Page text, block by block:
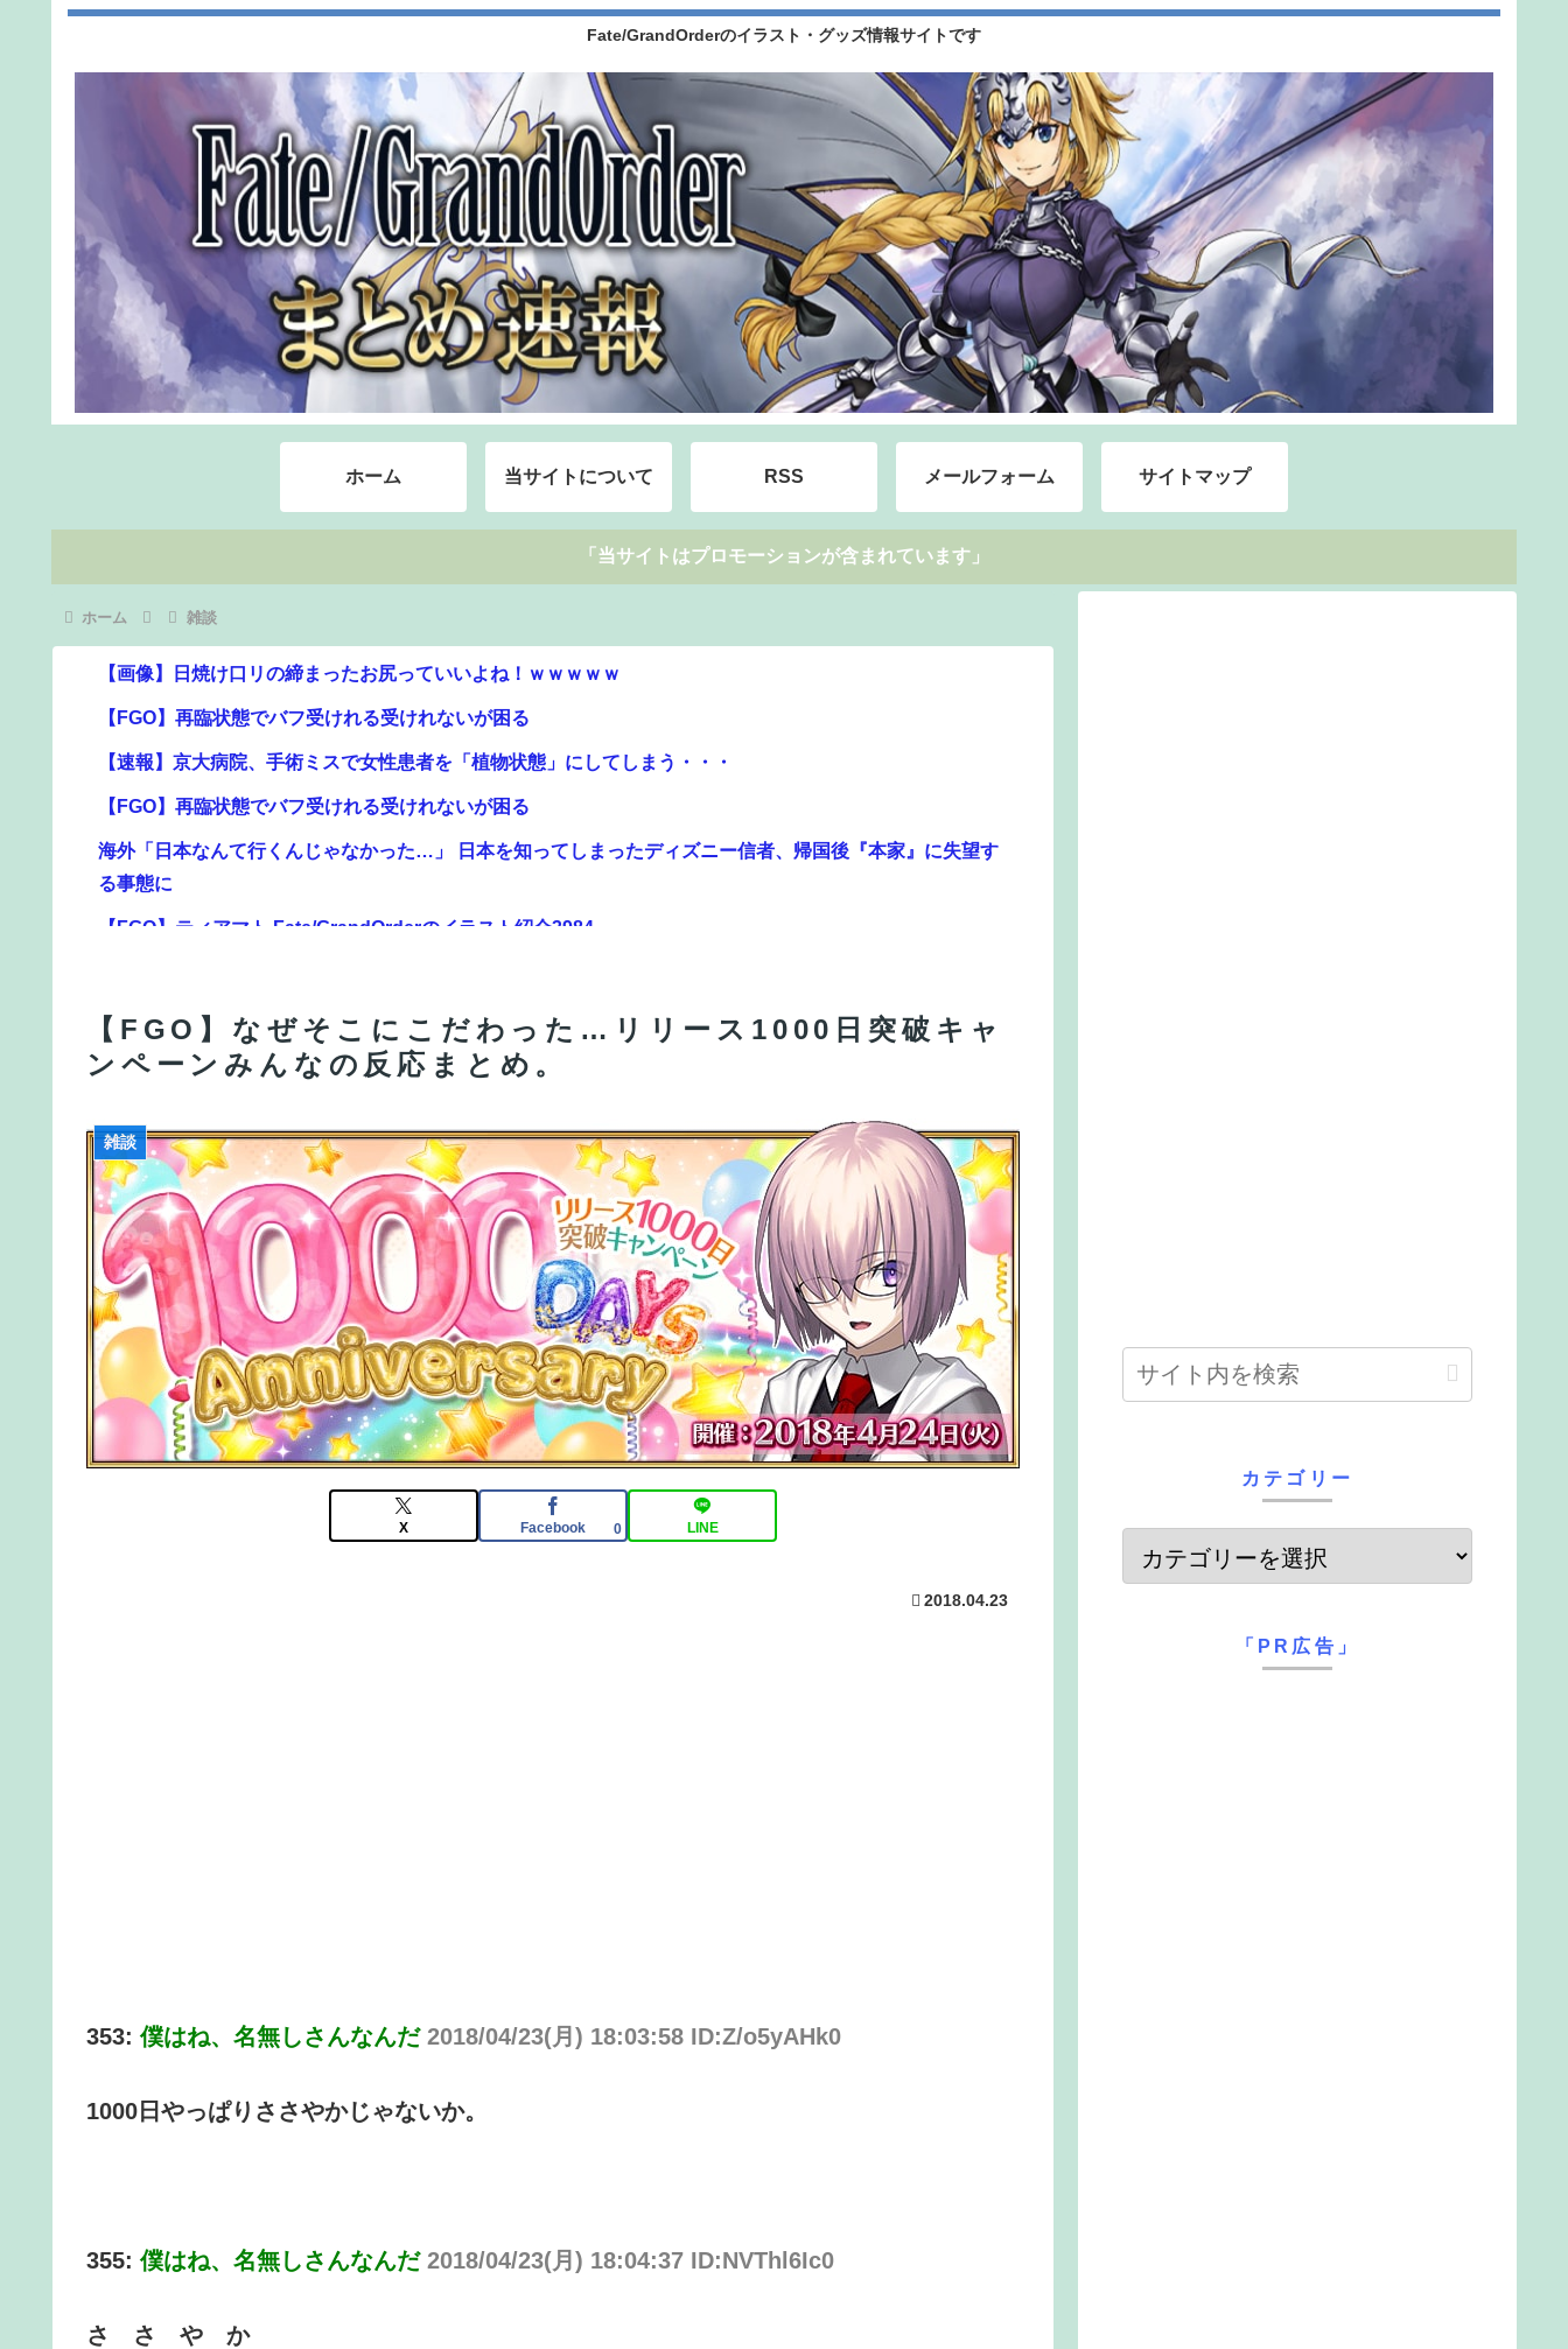
Fate/GrandOrderのイラスト・グッズ情報サイトです
ホーム 当サイトについて RSS メールフォーム サイトマップ
「当サイトはプロモーションが含まれています」
ホーム 雑談
【画像】日焼け口リの締まったお尻っていいよね！ｗｗｗｗｗ
【FGO】再臨状態でバフ受けれる受けれないが困る
【速報】京大病院、手術ミスで女性患者を「植物状態」にしてしまう・・・
【FGO】再臨状態でバフ受けれる受けれないが困る
海外「日本なんて行くんじゃなかった…」 日本を知ってしまったディズニー信者、帰国後『本家』に失望す
る事態に
【FGO】ティアマト Fate/GrandOrderのイラスト紹介3984
【FGO】グランドみんな金フォウいれてるもん？
【動画】競艇選手かわいすぎね？ ←くっそかわいいと話題にｗｗｗ 【Pickup07092031】
【FGO】再臨状態でバフ受けれる受けれないが困る
【FGO】再臨状態でバフ受けれる受けれないが困る
【FGO】スルトくんは保険に使えたのかね実際
【FGO】なぜそこにこだわった…リリース1000日突破キャ
ンペーンみんなの反応まとめ。
雑談
X Facebook 0 LINE
2018.04.23
353:僕はね、名無しさんなんだ 2018/04/23(月) 18:03:58 ID:Z/o5yAHk0
1000日やっぱりささやかじゃないか。
355:僕はね、名無しさんなんだ 2018/04/23(月) 18:04:37 ID:NVThl6Ic0
さ さ や か
カテゴリー
「PR広告」